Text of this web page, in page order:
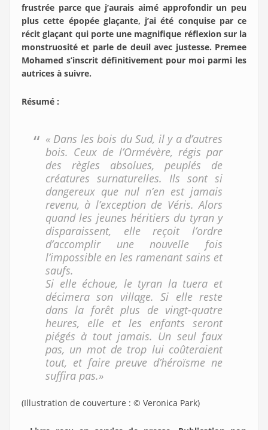
frustrée parce que j’aurais aimé approfondir un peu
plus cette épopée glaçante, j’ai été conquise par ce
récit glaçant qui porte une magnifique réflexion sur la
monstruosité et parle de deuil avec justesse. Premee
Mohamed s’inscrit définitivement pour moi parmi les
autrices à suivre.
Résumé :
« Dans les bois du Sud, il y a d’autres
bois. Ceux de l’Ormévère, régis par
des règles absolues, peuplés de
créatures surnaturelles. Ils sont si
dangereux que nul n’en est jamais
revenu, à l’exception de Véris. Alors
quand les jeunes héritiers du tyran y
disparaissent, elle reçoit l’ordre
d’accomplir une nouvelle fois
l’impossible en les ramenant sains et
saufs.
Si elle échoue, le tyran la tuera et
décimera son village. Si elle reste
dans la forêt plus de vingt-quatre
heures, elle et les enfants seront
piégés à tout jamais. Un seul faux
pas, un mot de trop lui coûteraient
tout, et faire preuve d’héroïsme ne
suffira pas.»
(Illustration de couverture : © Veronica Park)